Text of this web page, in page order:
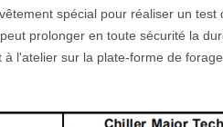
spécial pour réaliser un
prolonger en toute sécurité la
l'atelier sur la plate-forme de forage.